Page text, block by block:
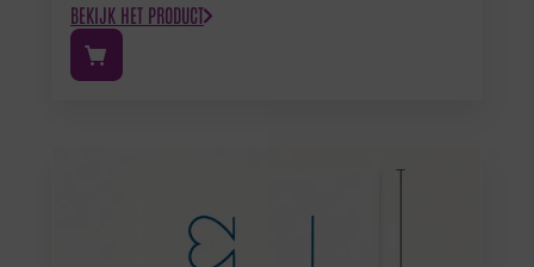
BEKIJK HET PRODUCT